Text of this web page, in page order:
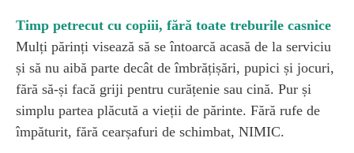
Timp petrecut cu copiii, fără toate treburile casnice
Mulți părinți visează să se întoarcă acasă de la serviciu
și să nu aibă parte decât de îmbrățișări, pupici și jocuri,
fără să-și facă griji pentru curățenie sau cină. Pur și
simplu partea plăcută a vieții de părinte. Fără rufe de
împăturit, fără cearșafuri de schimbat, NIMIC.